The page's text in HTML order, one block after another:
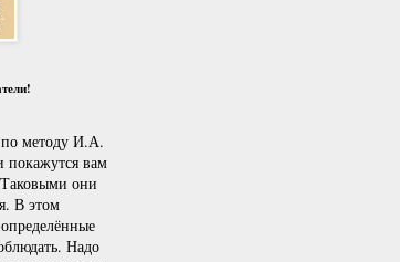
по методу И.А.
вам
они
В этом
Надо